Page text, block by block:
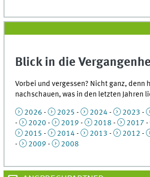
Blick in die
Vorbei und vergessen? Nicht ganz, denn
nachschauen, was in den letzten Jahren
2026 - 2025 - 2024 - 2023 -
-
2020 - 2019 - 2018 - 2017 -
2015 - 2014 - 2013 - 2012 -
-
2009 - 2008